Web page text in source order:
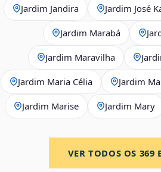
Jardim Jandira Jardim José
Jardim Marabá
Jardim Maravilha
Jardim Maria Célia Jardim
Jardim Marise Jardim Mary
VER TODOS OS 369